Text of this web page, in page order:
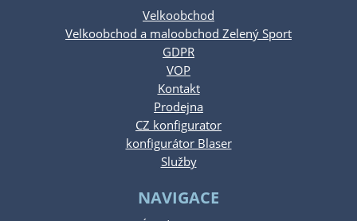
Velkoobchod
Velkoobchod a maloobchod Zelený Sport
GDPR
VOP
Kontakt
Prodejna
CZ konfigurator
konfigurátor Blaser
Služby
NAVIGACE